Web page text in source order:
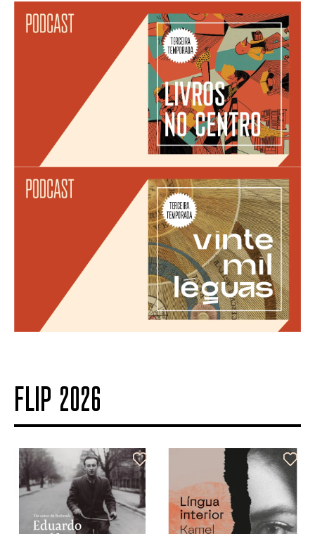
FLIP 2026